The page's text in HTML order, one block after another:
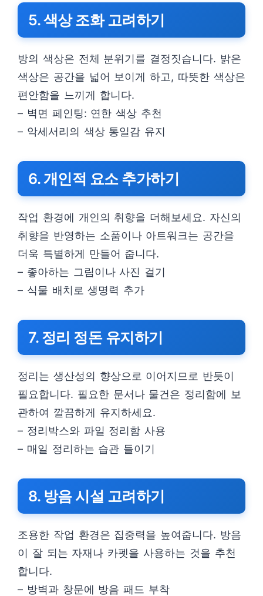
5. 색상 조화 고려하기
방의 색상은 전체 분위기를 결정짓습니다. 밝은
색상은 공간을 넓어 보이게 하고, 따뜻한 색상은
편안함을 느끼게 합니다.
– 벽면 페인팅: 연한 색상 추천
– 악세서리의 색상 통일감 유지
6. 개인적 요소 추가하기
작업 환경에 개인의 취향을 더해보세요. 자신의
취향을 반영하는 소품이나 아트워크는 공간을
더욱 특별하게 만들어 줍니다.
– 좋아하는 그림이나 사진 걸기
– 식물 배치로 생명력 추가
7. 정리 정돈 유지하기
정리는 생산성의 향상으로 이어지므로 반듯이
필요합니다. 필요한 문서나 물건은 정리함에 보
관하여 깔끔하게 유지하세요.
– 정리박스와 파일 정리함 사용
– 매일 정리하는 습관 들이기
8. 방음 시설 고려하기
조용한 작업 환경은 집중력을 높여줍니다. 방음
이 잘 되는 자재나 카펫을 사용하는 것을 추천
합니다.
– 방벽과 창문에 방음 패드 부착